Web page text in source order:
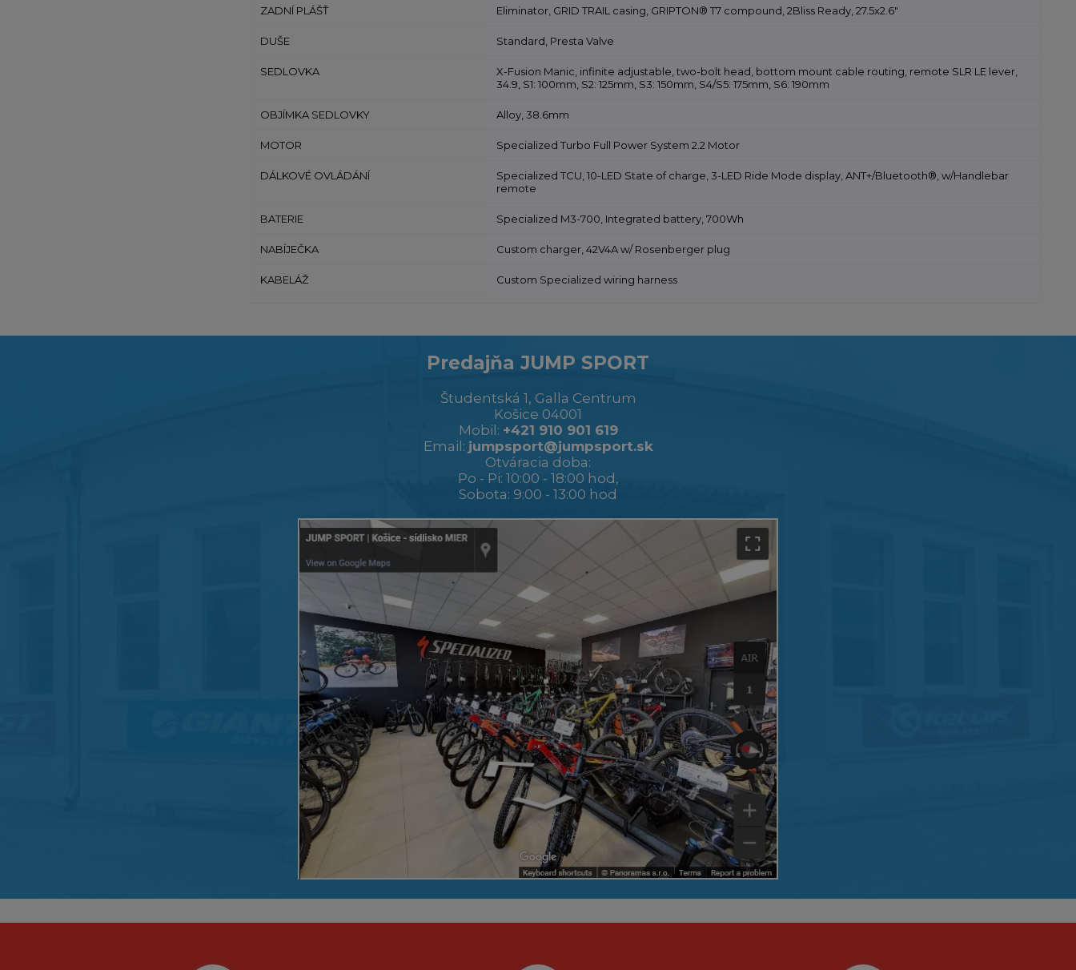
ZADNÍ PLÁŠŤ Eliminator, GRID TRAIL casing, GRIPTON® T7 compound, 2Bliss Ready, 27.5x2.6"
DUŠE Standard, Presta Valve
SEDLOVKA
X-Fusion Manic, infinite adjustable, two-bolt head, bottom mount cable routing, remote SLR LE lever,
34.9, S1: 100mm, S2: 125mm, S3: 150mm, S4/S5: 175mm, S6: 190mm
OBJÍMKA SEDLOVKY Alloy, 38.6mm
MOTOR Specialized Turbo Full Power System 2.2 Motor
DÁLKOVÉ OVLÁDÁNÍ
Specialized TCU, 10-LED State of charge, 3-LED Ride Mode display, ANT+/Bluetooth®, w/Handlebar
remote
BATERIE Specialized M3-700, Integrated battery, 700Wh
NABÍJEČKA Custom charger, 42V4A w/ Rosenberger plug
KABELÁŽ Custom Specialized wiring harness
Predajňa JUMP SPORT
Študentská 1, Galla Centrum
Košice 04001
Mobil: +421 910 901 619
Email: jumpsport@jumpsport.sk
Otváracia doba:
Po - Pi: 10:00 - 18:00 hod,
Sobota: 9:00 - 13:00 hod